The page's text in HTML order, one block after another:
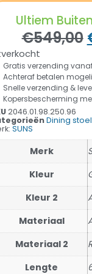
Ultiem
€549,00
Gratis verzending
Achteraf betalen
Snelle verzending &
Kopersbescherming
2046.01.98.250.96
Dining
SUNS
Merk
Kleur
Kleur 2
Materiaal
Materiaal 2
Lengte